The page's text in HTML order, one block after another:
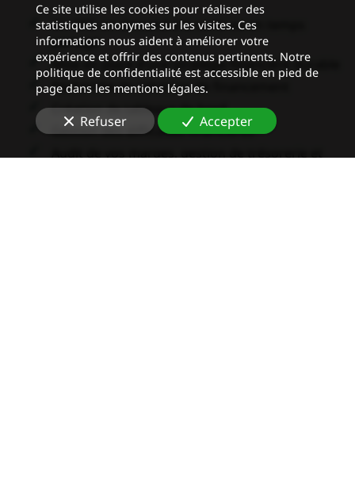
UnCFO on demandà la carte ou en temps
partagé
Mise en place d’une stratégie financière durable
Recherche de solutions de financement
Création de tableaux de bord
Gestion des difficultés financières
Ce site utilise les cookies pour réaliser des
statistiques anonymes sur les visites. Ces
informations nous aident à améliorer votre
expérience et offrir des contenus pertinents. Notre
politique de confidentialité est accessible en pied de
page dans les mentions légales.
Refuser Accepter